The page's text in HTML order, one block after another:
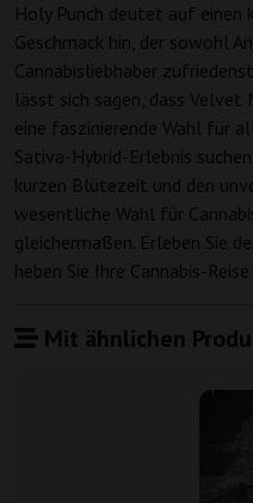
Holy Punch deutet auf einen
Geschmack hin, der sowohl
Cannabisliebhaber
lässt sich sagen, dass Velvet
eine faszinierende Wahl für
Sativa-Hybrid-Erlebnis
kurzen Blütezeit und den
wesentliche Wahl für
gleichermaßen. Erleben Sie
heben Sie Ihre Cannabis-
Mit ähnlichen